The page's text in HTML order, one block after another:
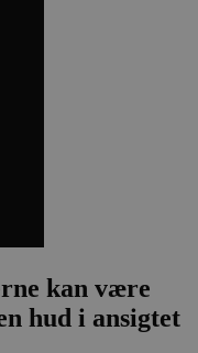
kan være
hud i ansigtet